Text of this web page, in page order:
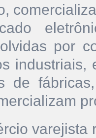
por
industriais,
de
varejista